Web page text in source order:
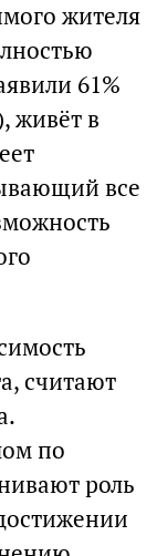
жителя
61%
живёт в
все
считают
по
роль